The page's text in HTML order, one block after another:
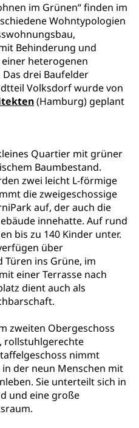
im Grünen“ finden im
Wohntypologien
Behinderung und
heterogenen
drei Baufelder
Volksdorf wurde von
(Hamburg) geplant
Quartier mit grüner
Baumbestand.
zwei leicht L-förmige
die zweigeschossige
auf, der auch die
innehatte. Auf rund
bis zu 140 Kinder unter.
über
ins Grüne, im
einer Terrasse nach
dient auch als
zweiten Obergeschoss
rollstuhlgerechte
nimmt
der neun Menschen mit
Sie unterteilt sich in
und eine große